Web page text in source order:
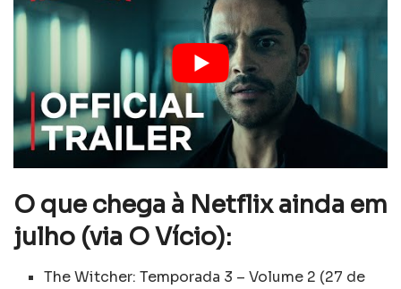
O que chega à Netflix ainda em
julho (via O Vício):
The Witcher: Temporada 3 – Volume 2 (27 de